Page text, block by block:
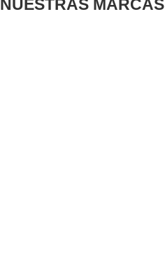
NUESTRAS MARCAS